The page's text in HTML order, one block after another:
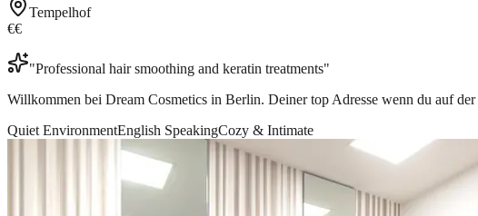
Tempelhof
€€
"Professional hair smoothing and keratin treatments"
Willkommen bei Dream Cosmetics in Berlin. Deiner top Adresse wenn du auf
Quiet EnvironmentEnglish SpeakingCozy & Intimate